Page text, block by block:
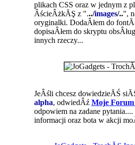
plikach CSS oraz w jednym z
ÂścieÂżkĂŞ z ".../images/..",
oryginalki. DodaÂłem do
dopisaÂłem do skryptu
innych rzeczy...
JeÂśli chcesz dowiedzieĂŚ
alpha, odwiedÂź Moje Forum
odpowiem na zadane
informacji oraz bota w akcji